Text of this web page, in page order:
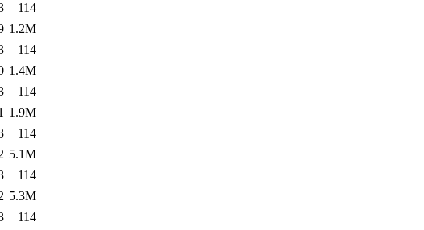
114
1.2M
114
1.4M
114
1.9M
114
5.1M
114
5.3M
114